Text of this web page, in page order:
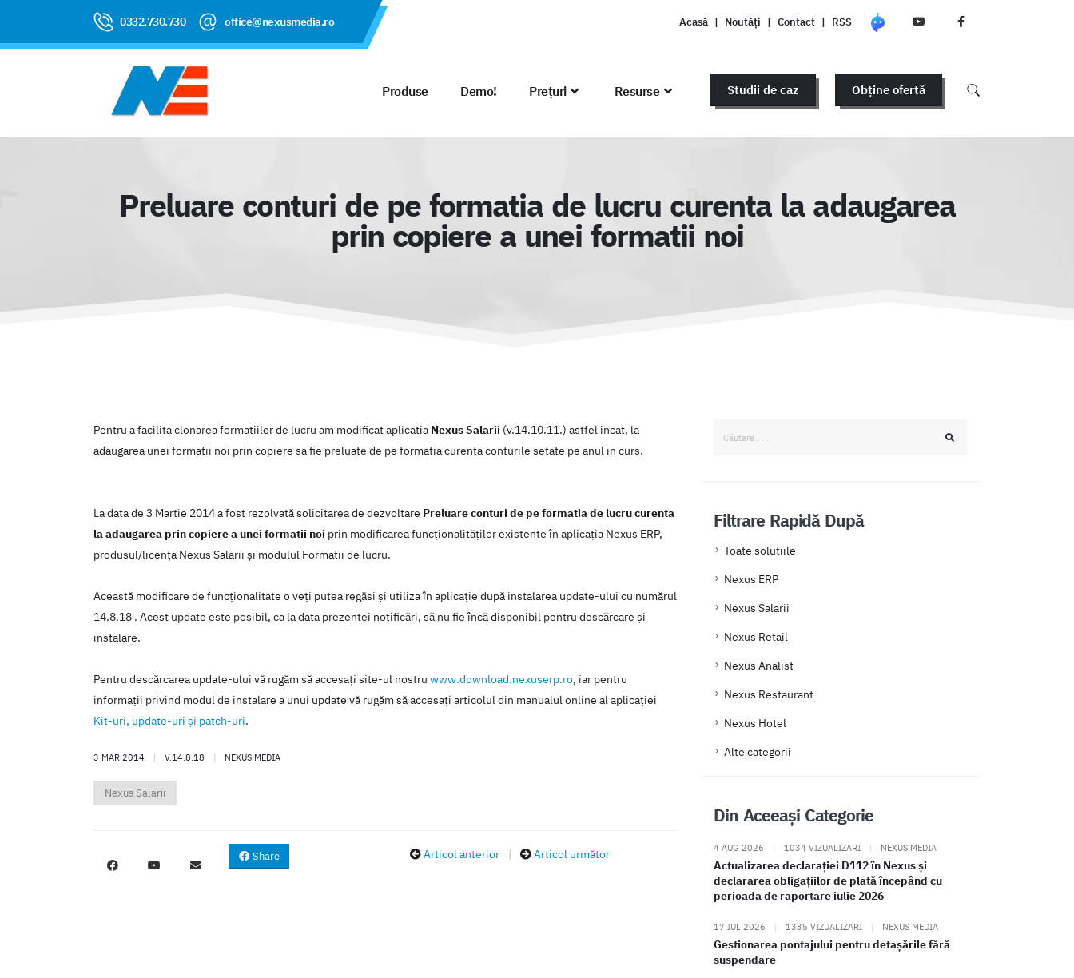
0332.730.730 office@nexusmedia.ro Acasă | Noutăți | Contact | RSS
Produse Demo! Prețuri Resurse Studii de caz Obține ofertă
Preluare conturi de pe formatia de lucru curenta la adaugarea
prin copiere a unei formatii noi
Pentru a facilita clonarea formatiilor de lucru am modificat aplicatia Nexus Salarii (v.14.10.11.) astfel incat, la
adaugarea unei formatii noi prin copiere sa fie preluate de pe formatia curenta conturile setate pe anul in curs.
La data de 3 Martie 2014 a fost rezolvată solicitarea de dezvoltare Preluare conturi de pe formatia de lucru curenta
la adaugarea prin copiere a unei formatii noi prin modificarea funcţionalităţilor existente în aplicaţia Nexus ERP,
produsul/licenţa Nexus Salarii şi modulul Formatii de lucru.
Această modificare de funcţionalitate o veţi putea regăsi şi utiliza în aplicaţie după instalarea update-ului cu numărul
14.8.18 . Acest update este posibil, ca la data prezentei notificări, să nu fie încă disponibil pentru descărcare şi
instalare.
Pentru descărcarea update-ului vă rugăm să accesaţi site-ul nostru www.download.nexuserp.ro, iar pentru
informaţii privind modul de instalare a unui update vă rugăm să accesaţi articolul din manualul online al aplicaţiei
Kit-uri, update-uri şi patch-uri.
3 MAR 2014 | V.14.8.18 | NEXUS MEDIA
Nexus Salarii
Share Articol anterior | Articol următor
Filtrare Rapidă După
Toate solutiile
Nexus ERP
Nexus Salarii
Nexus Retail
Nexus Analist
Nexus Restaurant
Nexus Hotel
Alte categorii
Din Aceeași Categorie
4 AUG 2026 | 1034 VIZUALIZARI | NEXUS MEDIA
Actualizarea declarației D112 în Nexus și
declararea obligațiilor de plată începând cu
perioada de raportare iulie 2026
17 IUL 2026 | 1335 VIZUALIZARI | NEXUS MEDIA
Gestionarea pontajului pentru detașările fără
suspendare